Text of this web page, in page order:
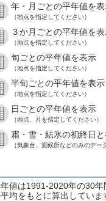
年・月ごとの平年値を
（地点を指定してください）
３か月ごとの平年値を
（地点を指定してください）
旬ごとの平年値を表示
（地点を指定してください）
半旬ごとの平年値を表示
（地点を指定してください）
日ごとの平年値を表示
（地点、月を指定してください）
霜・雪・結氷の初終日
（気象台、測候所などのみのデー
値は1991-2020年の30年
均をもとに算出していま